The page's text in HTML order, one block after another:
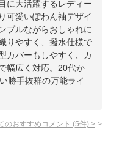
に大活躍するレディー
可愛いぽわん袖デザイ
プルながらおしゃれに
りやすく、撥水仕様で
カバーもしやすく、カ
幅広く対応。20代か
勝手抜群の万能ライ
のおすすめコメント (5件) >